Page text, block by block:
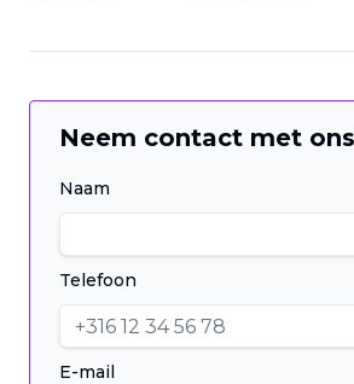
Neem contact met
Naam
Telefoon
E-mail